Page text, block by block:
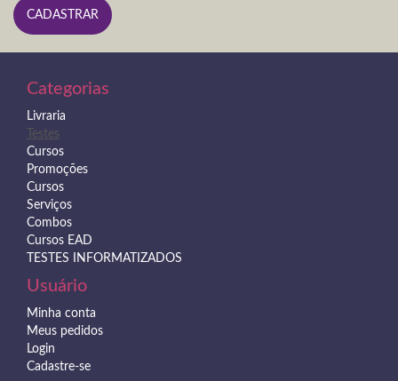
Categorias
Livraria
Testes
Cursos
Promoções
Cursos
Serviços
Combos
Cursos EAD
TESTES INFORMATIZADOS
Usuário
Minha conta
Meus pedidos
Login
Cadastre-se